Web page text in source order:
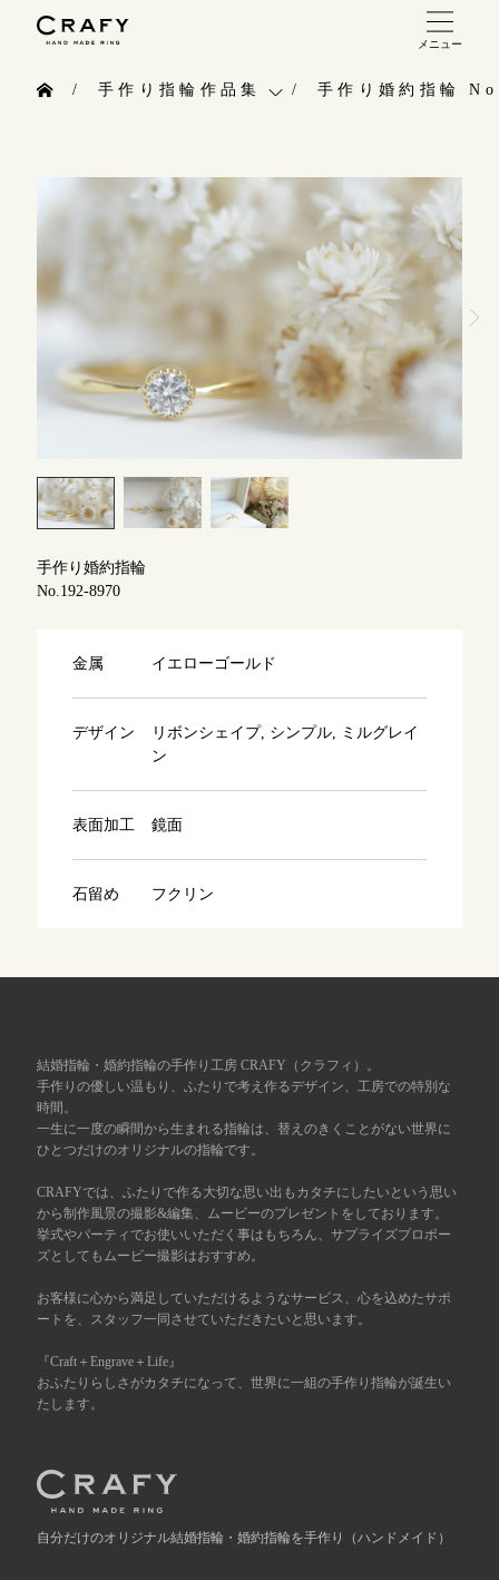
メニュー
指輪制作の流れ
オーダーメイド 結婚指輪・婚約指輪
インタビュー
よくあるご質問
アフターケア・保証
ブログ
プライバシーポリシー
手作り指輪作品集
お問い合わせ
お客様インタビュー
指輪のハンドメイド・手作り
CRAFYについて
結婚指輪手作り工房のご案内
手作り婚約指輪
手作り婚約指輪
No.192-8970
金属 イエローゴールド
デザイン
リボンシェイプ, シンプル, ミルグレイ
ン
表面加工 鏡面
石留め フクリン
結婚指輪・婚約指輪の手作り工房 CRAFY（クラフィ）。
手作りの優しい温もり、ふたりで考え作るデザイン、工房での特別な
時間。
一生に一度の瞬間から生まれる指輪は、替えのきくことがない世界に
ひとつだけのオリジナルの指輪です。
CRAFYでは、ふたりで作る大切な思い出もカタチにしたいという思い
から制作風景の撮影&編集、ムービーのプレゼントをしております。
挙式やパーティでお使いいただく事はもちろん、サプライズプロポー
ズとしてもムービー撮影はおすすめ。
お客様に心から満足していただけるようなサービス、心を込めたサポ
ートを、スタッフ一同させていただきたいと思います。
『Craft＋Engrave＋Life』
おふたりらしさがカタチになって、世界に一組の手作り指輪が誕生い
たします。
自分だけのオリジナル結婚指輪・婚約指輪を手作り （ハンドメイド）
10:00～18:00 /年中無休
年末年始は除く
こちら
目黒本店 来店ご予約
表参道店 来店ご予約
吉祥寺店
川越店 来店ご予約
大阪本店
オーダーメイド ご予約